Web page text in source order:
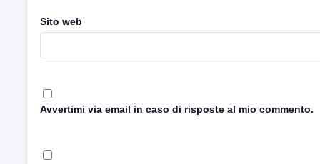
Sito web
Avvertimi via email in caso di risposte al mio commento.